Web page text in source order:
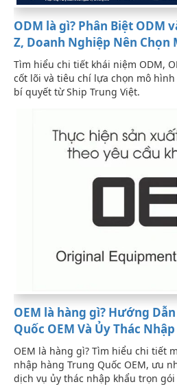
ODM là gì? Phân Biệt ODM
Z, Doanh Nghiệp Nên Chọn
Tìm hiểu chi tiết khái niệm ODM,
cốt lõi và tiêu chí lựa chọn mô
bí quyết từ Ship Trung Việt.
OEM là hàng gì? Hướng
Quốc OEM Và Ủy Thác
OEM là hàng gì? Tìm hiểu chi tiết
nhập hàng Trung Quốc OEM, ưu
dịch vụ ủy thác nhập khẩu trọn